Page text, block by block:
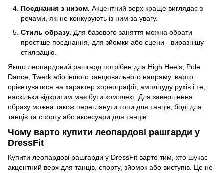
Поєднання з низом. Акцентний верх краще виглядає з
речами, які не конкурують із ним за увагу.
Стиль образу. Для базового заняття можна обрати
простіше поєднання, для зйомки або сцени - виразнішу
стилізацію.
Якщо леопардовий рашгард потрібен для High Heels, Pole
Dance, Twerk або іншого танцювального напряму, варто
орієнтуватися на характер хореографії, амплітуду рухів і те,
наскільки відкритим має бути комплект. Для завершення
образу можна також переглянути топи для танців боді для
танців та спорту або аксесуари для танців
Чому варто купити леопардові рашгарди у
DressFit
Купити леопардові рашгарди у DressFit варто тим, хто шукає
акцентний верх для танців, спорту, зйомок або виступів. Це не